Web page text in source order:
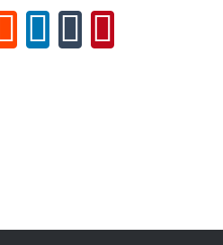
Reddit
LinkedIn
Tumblr